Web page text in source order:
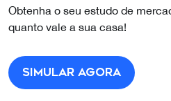
Rua Conte Sabugosa 7C.
me conhecer em detalhe
avaliações fiáveis e
mercado.
Obtenha o seu estudo de
quanto vale a sua casa!
Simular agora